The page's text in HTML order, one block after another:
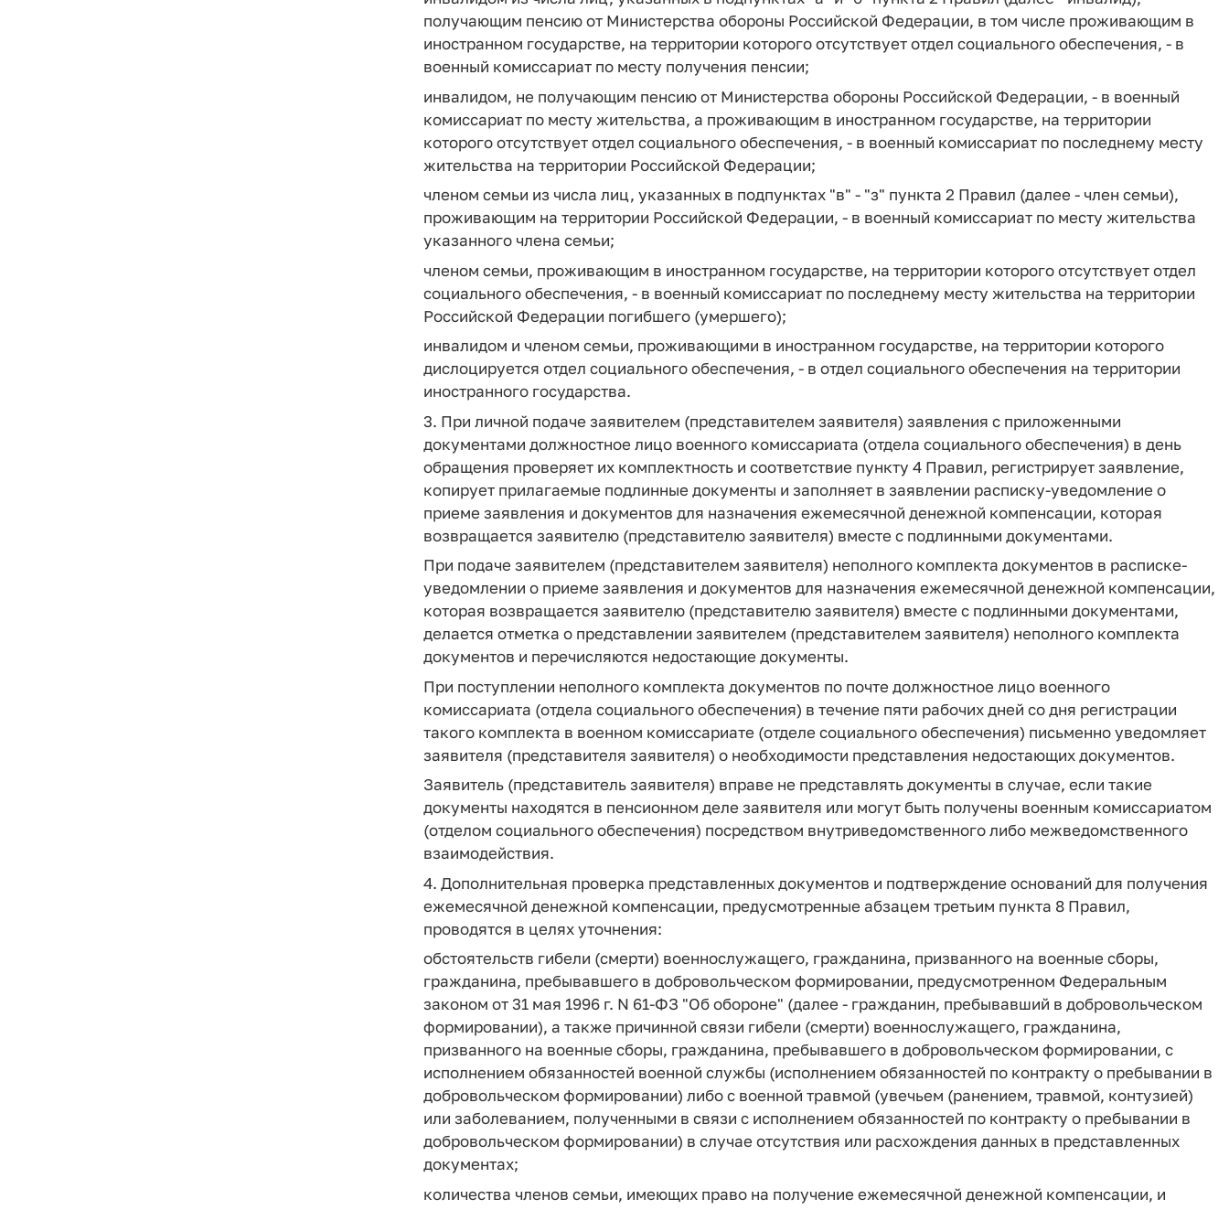
получающим пенсию от Министерства обороны Российской Федерации, в том числе проживающим в
иностранном государстве, на территории которого отсутствует отдел социального обеспечения, - в
военный комиссариат по месту получения пенсии;
инвалидом, не получающим пенсию от Министерства обороны Российской Федерации, - в военный
комиссариат по месту жительства, а проживающим в иностранном государстве, на территории
которого отсутствует отдел социального обеспечения, - в военный комиссариат по последнему месту
жительства на территории Российской Федерации;
членом семьи из числа лиц, указанных в подпунктах "в" - "з" пункта 2 Правил (далее - член семьи),
проживающим на территории Российской Федерации, - в военный комиссариат по месту жительства
указанного члена семьи;
членом семьи, проживающим в иностранном государстве, на территории которого отсутствует отдел
социального обеспечения, - в военный комиссариат по последнему месту жительства на территории
Российской Федерации погибшего (умершего);
инвалидом и членом семьи, проживающими в иностранном государстве, на территории которого
дислоцируется отдел социального обеспечения, - в отдел социального обеспечения на территории
иностранного государства.
3. При личной подаче заявителем (представителем заявителя) заявления с приложенными
документами должностное лицо военного комиссариата (отдела социального обеспечения) в день
обращения проверяет их комплектность и соответствие пункту 4 Правил, регистрирует заявление,
копирует прилагаемые подлинные документы и заполняет в заявлении расписку-уведомление о
приеме заявления и документов для назначения ежемесячной денежной компенсации, которая
возвращается заявителю (представителю заявителя) вместе с подлинными документами.
При подаче заявителем (представителем заявителя) неполного комплекта документов в расписке-
уведомлении о приеме заявления и документов для назначения ежемесячной денежной компенсации,
которая возвращается заявителю (представителю заявителя) вместе с подлинными документами,
делается отметка о представлении заявителем (представителем заявителя) неполного комплекта
документов и перечисляются недостающие документы.
При поступлении неполного комплекта документов по почте должностное лицо военного
комиссариата (отдела социального обеспечения) в течение пяти рабочих дней со дня регистрации
такого комплекта в военном комиссариате (отделе социального обеспечения) письменно уведомляет
заявителя (представителя заявителя) о необходимости представления недостающих документов.
Заявитель (представитель заявителя) вправе не представлять документы в случае, если такие
документы находятся в пенсионном деле заявителя или могут быть получены военным комиссариатом
(отделом социального обеспечения) посредством внутриведомственного либо межведомственного
взаимодействия.
4. Дополнительная проверка представленных документов и подтверждение оснований для получения
ежемесячной денежной компенсации, предусмотренные абзацем третьим пункта 8 Правил,
проводятся в целях уточнения:
обстоятельств гибели (смерти) военнослужащего, гражданина, призванного на военные сборы,
гражданина, пребывавшего в добровольческом формировании, предусмотренном Федеральным
законом от 31 мая 1996 г. N 61-ФЗ "Об обороне" (далее - гражданин, пребывавший в добровольческом
формировании), а также причинной связи гибели (смерти) военнослужащего, гражданина,
призванного на военные сборы, гражданина, пребывавшего в добровольческом формировании, с
исполнением обязанностей военной службы (исполнением обязанностей по контракту о пребывании в
добровольческом формировании) либо с военной травмой (увечьем (ранением, травмой, контузией)
или заболеванием, полученными в связи с исполнением обязанностей по контракту о пребывании в
добровольческом формировании) в случае отсутствия или расхождения данных в представленных
документах;
количества членов семьи, имеющих право на получение ежемесячной денежной компенсации, и